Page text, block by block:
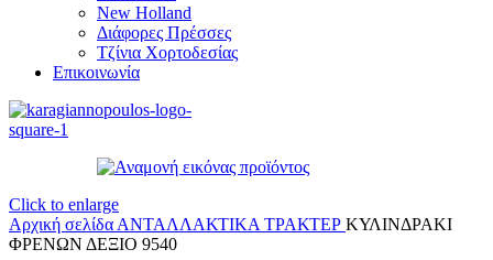
New Holland
Διάφορες Πρέσσες
Τζίνια Χορτοδεσίας
Επικοινωνία
Click to enlarge
Αρχική σελίδα ΑΝΤΑΛΛΑΚΤΙΚΑ ΤΡΑΚΤΕΡ ΚΥΛΙΝΔΡΑΚΙ
ΦΡΕΝΩΝ ΔΕΞΙΟ 9540